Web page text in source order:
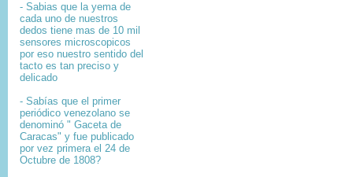
- Sabias que la yema de
cada uno de nuestros
dedos tiene mas de 10 mil
sensores microscopicos
por eso nuestro sentido del
tacto es tan preciso y
delicado
- Sabías que el primer
periódico venezolano se
denominó " Gaceta de
Caracas" y fue publicado
por vez primera el 24 de
Octubre de 1808?